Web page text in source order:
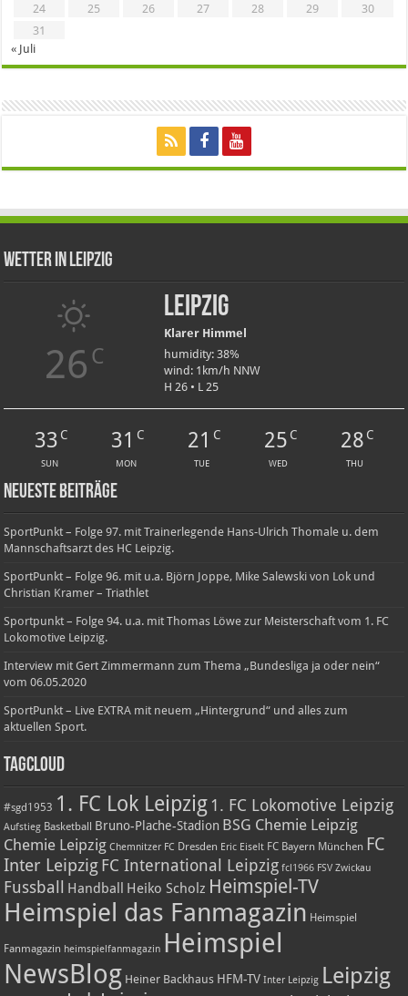
24
25 26 27 28 29
30
31
« Juli
Wetter in Leipzig
26 C
Leipzig
Klarer Himmel
humidity: 38%
wind: 1km/h NNW
H 26 • L 25
33 C
SUN
31 C
MON
21 C
TUE
25 C
WED
28 C
THU
Neueste Beiträge
SportPunkt – Folge 97. mit Trainerlegende Hans-Ulrich Thomale u. dem
Mannschaftsarzt des HC Leipzig.
SportPunkt – Folge 96. mit u.a. Björn Joppe, Mike Salewski von Lok und
Christian Kramer – Triathlet
Sportpunkt – Folge 94. u.a. mit Thomas Löwe zur Meisterschaft vom 1. FC
Lokomotive Leipzig.
Interview mit Gert Zimmermann zum Thema „Bundesliga ja oder nein“
vom 06.05.2020
SportPunkt – Live EXTRA mit neuem „Hintergrund“ und alles zum
aktuellen Sport.
TagCloud
#sgd1953 1. FC Lok Leipzig 1. FC Lokomotive Leipzig
Aufstieg Basketball Bruno-Plache-Stadion BSG Chemie Leipzig
Chemie Leipzig Chemnitzer FC Dresden Eric Eiselt FC Bayern München FC
Inter LeipzigFC International Leipzig fcl1966 FSV Zwickau
Fussball Handball Heiko Scholz Heimspiel-TV
Heimspiel das Fanmagazin Heimspiel
Fanmagazin heimspielfanmagazin Heimspiel
NewsBlog Heiner Backhaus HFM-TV Inter Leipzig Leipzig